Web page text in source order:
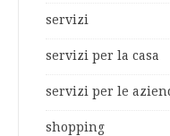
servizi
servizi per la casa
servizi per le
shopping